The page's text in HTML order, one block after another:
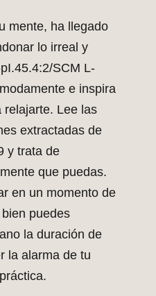
mente, ha llegado
lo irreal y
SCM L-
e inspira
relajarte. Lee las
extractadas de
y trata de
que puedas.
en un momento de
puedes
la duración de
la alarma de tu